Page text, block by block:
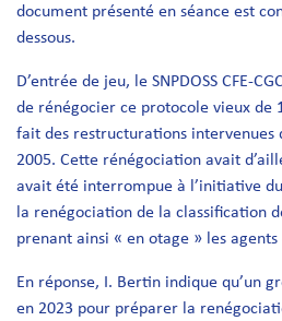
document présenté en séance est
dessous.
D’entrée de jeu, le SNPDOSS CFE-
de rénégocier ce protocole vieux de
fait des restructurations intervenues
2005. Cette rénégociation avait
avait été interrompue à l’initiative
la renégociation de la classification
prenant ainsi « en otage » les
En réponse, I. Bertin indique qu’un
en 2023 pour préparer la